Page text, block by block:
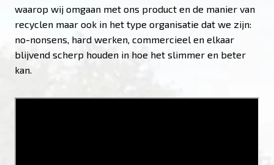
waarop wij omgaan met ons product en de manier van
recyclen maar ook in het type organisatie dat we zijn:
no-nonsens, hard werken, commercieel en elkaar
blijvend scherp houden in hoe het slimmer en beter
kan.